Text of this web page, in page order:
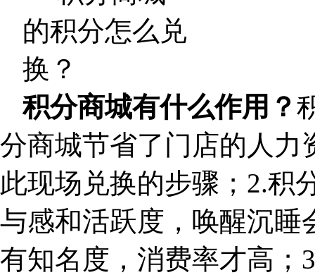
积分商城有什么作用？
分商城节省了门店的人力
此现场兑换的步骤；2.积
与感和活跃度，唤醒沉睡
有知名度，消费率才高；